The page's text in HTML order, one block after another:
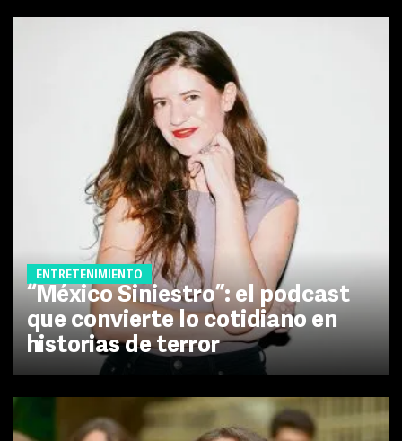
ENTRETENIMIENTO
“México Siniestro”: el podcast
que convierte lo cotidiano en
historias de terror